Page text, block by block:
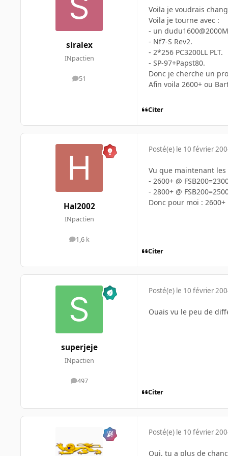
siralex
INpactien
51
messages
Voila je voudrais
Voila je tourne avec :
- un
- Nf7-S Rev2.
- 2*256 PC3200LL PLT.
- SP-97+Papst80.
Donc je cherche un
Afin voila 2600+ ou
Citer
Hal2002
INpactien
1,6 k
messages
Posté(e) le 10 février
Vu que maintenant
- 2600+ @
- 2800+ @
Donc pour moi : 2600+
Citer
superjeje
INpactien
497
messages
Posté(e) le 10 février
Ouais vu le peu de
Citer
Posté(e) le 10 février
Oui, tu a plus de